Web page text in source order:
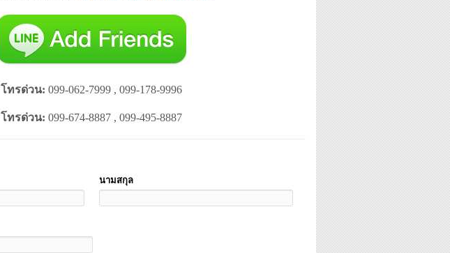
โทรด่วน: 099-062-7999 , 099-178-9996
โทรด่วน: 099-674-8887 , 099-495-8887
นามสกุล